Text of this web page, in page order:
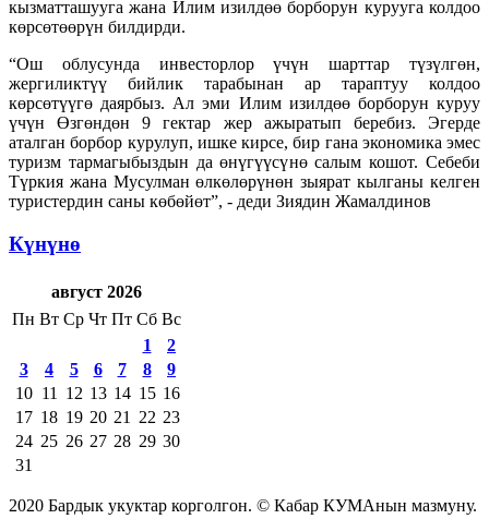
кызматташууга жана Илим изилдөө борборун курууга колдоо
көрсөтөөрүн билдирди.
“Ош облусунда инвесторлор үчүн шарттар түзүлгөн,
жергиликтүү бийлик тарабынан ар тараптуу колдоо
көрсөтүүгө даярбыз. Ал эми Илим изилдөө борборун куруу
үчүн Өзгөндөн 9 гектар жер ажыратып беребиз. Эгерде
аталган борбор курулуп, ишке кирсе, бир гана экономика эмес
туризм тармагыбыздын да өнүгүүсүнө салым кошот. Себеби
Түркия жана Мусулман өлкөлөрүнөн зыярат кылганы келген
туристердин саны көбөйөт”, - деди Зиядин Жамалдинов
Күнүнө
август 2026
Пн Вт Ср Чт Пт Сб Вс
1
2
3
4 5 6 7 8
9
10 11 12 13 14 15 16
17 18 19 20 21 22 23
24 25 26 27 28 29 30
31
2020 Бардык укуктар корголгон. © Кабар КУМАнын мазмуну.